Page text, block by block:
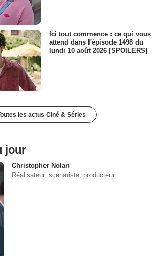
Ici tout commence : ce qui vous
attend dans l'épisode 1498 du
lundi 10 août 2026 [SPOILERS]
les actus Ciné & Séries
jour
Christopher Nolan
Réalisateur, scénariste, producteur